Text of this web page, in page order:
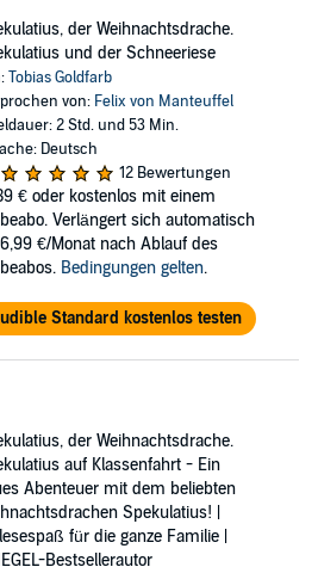
der Weihnachtsdrache.
und der Schneeriese
Tobias Goldfarb
von: Felix von Manteuffel
2 Std. und 53 Min.
Deutsch
12 Bewertungen
€ oder kostenlos mit einem
Verlängert sich automatisch
€/Monat nach Ablauf des
Bedingungen gelten.
Standard kostenlos testen
der Weihnachtsdrache.
auf Klassenfahrt - Ein
Abenteuer mit dem beliebten
Spekulatius! |
für die ganze Familie |
Bestsellerautor